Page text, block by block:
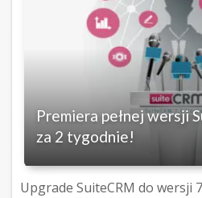
Premiera pełnej wersji
za 2 tygodnie!
Upgrade SuiteCRM do wersji